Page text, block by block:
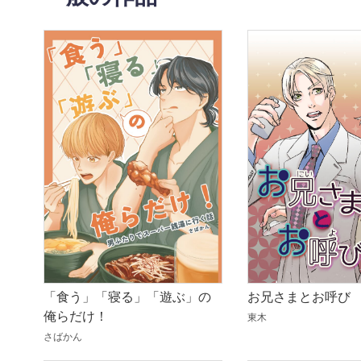
「食う」「寝る」「遊ぶ」の
俺らだけ！
さばかん
お兄さまとお呼び
東木